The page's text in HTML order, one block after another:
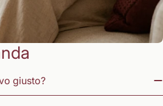
giusto?